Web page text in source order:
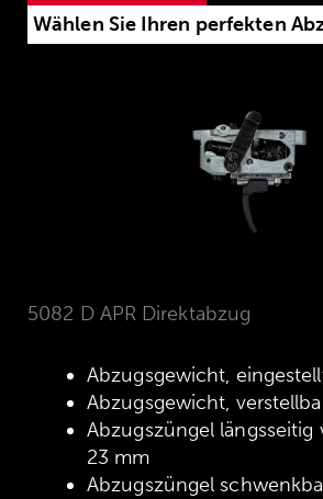
Wählen Sie Ihren perfekten
5082 D APR Direktabzug
Abzugsgewicht,
Abzugsgewicht,
Abzugszüngel längsseitig
23 mm
Abzugszüngel
Abzugsgewicht,
Abzugsgewicht,
Abzugszüngel längsseitig
23 mm
Abzugszüngel